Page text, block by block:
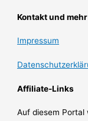
Kontakt und mehr
Impressum
Affiliate-Links
Auf diesem Portal